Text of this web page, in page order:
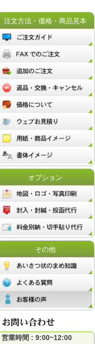
注文方法・価格・商品見本
オプション
その他
営業時間 : 9:00~12:00